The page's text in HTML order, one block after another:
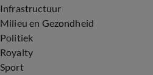
Infrastructuur
Milieu en Gezondheid
Politiek
Royalty
Sport